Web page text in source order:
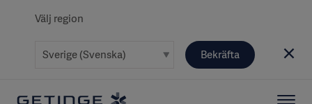
Välj region
Bekräfta